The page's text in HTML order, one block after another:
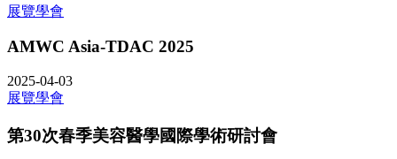
展覽學會
AMWC Asia-TDAC 2025
2025-04-03
展覽學會
第30次春季美容醫學國際學術研討會